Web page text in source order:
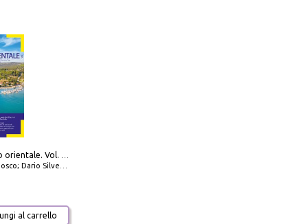
777 Adriatico orientale. Vol. 1: Istria, Costa della Dalmazia da Smrika a Zara, Isole del Quarnaro, Pag, Arcipelaghi di Zara, Sibenico e Incoronate
Silvestro; Marco Sbrizzi
al carrello